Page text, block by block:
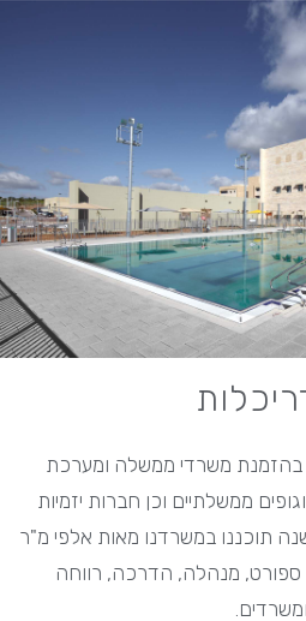
בהזמנת משרדי ממשלה ומערכת
ממשלתיים וכן חברות יזמיות
במשך יותר מ-40 שנה תוכננו במשרדנו מאות אלפי מ"ר
ספורט, מנהלה, הדרכה, רווחה
ומשרדים.